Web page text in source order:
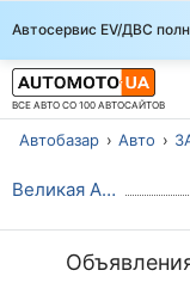
Автосервис EV/ДВС
ВСЕ АВТО СО 100 АВТОСАЙТОВ
Автобазар Авто
Великая Александровка